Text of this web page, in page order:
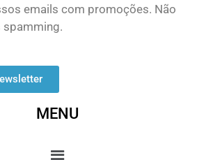
emails com promoções. Não
MENU